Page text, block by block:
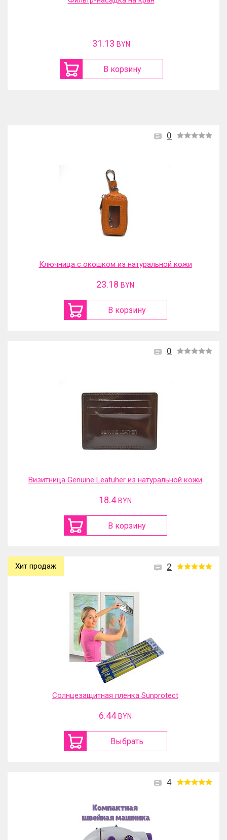
31.13 BYN
В корзину
0
Ключница с окошком из натуральной кожи
23.18 BYN
В корзину
0
Визитница Genuine Leatuher из натуральной кожи
18.4 BYN
В корзину
2
Хит продаж
Солнцезащитная пленка Sunprotect
6.44 BYN
Выбрать
4